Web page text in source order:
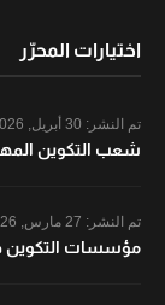
اختيارات المحرّر
تم النشر:
شعب التكوين
تم النشر:
مؤسسات التكوين في